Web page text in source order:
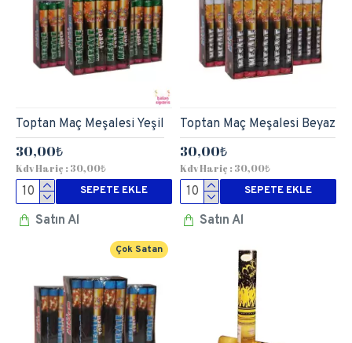
Toptan Maç Meşalesi Yeşil
30,00₺
Kdv Hariç : 30,00₺
SEPETE EKLE
Satın Al
Toptan Maç Meşalesi Beyaz
30,00₺
Kdv Hariç : 30,00₺
SEPETE EKLE
Satın Al
Çok Satan